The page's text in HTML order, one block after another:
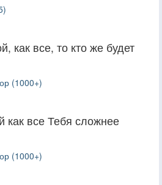
как все, то кто же будет
(1000+)
как все Тебя сложнее
(1000+)